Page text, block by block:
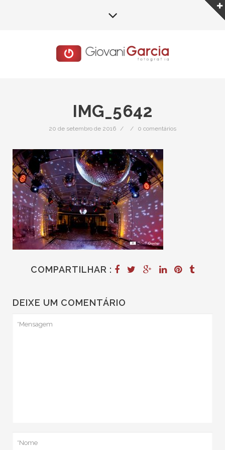
IMG_5642
20 de setembro de 2016 / / 0 comentários
COMPARTILHAR :
DEIXE UM COMENTÁRIO